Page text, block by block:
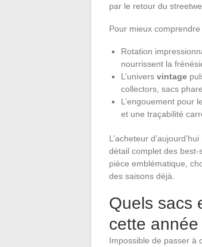
par le retour du
Pour mieux
Rotation
nourrissent la
L’univers vintage
collectors, sacs
L’engouement pour
et une traçabilité
L’acheteur
détail complet des best-
pièce emblématique,
des saisons déjà.
Quels sacs
cette année
Impossible de passer à